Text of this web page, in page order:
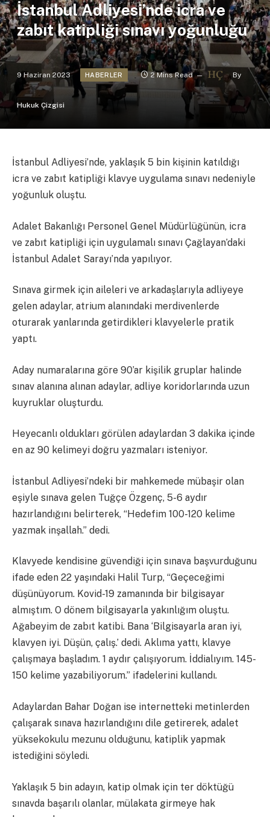
İstanbul Adliyesi’nde icra ve
zabıt katipliği sınavı yoğunluğu
9 Haziran 2023 HABERLER 2 Mins Read By
Hukuk Çizgisi
İstanbul Adliyesi’nde, yaklaşık 5 bin kişinin katıldığı
icra ve zabıt katipliği klavye uygulama sınavı nedeniyle
yoğunluk oluştu.
Adalet Bakanlığı Personel Genel Müdürlüğünün, icra
ve zabıt katipliği için uygulamalı sınavı Çağlayan’daki
İstanbul Adalet Sarayı’nda yapılıyor.
Sınava girmek için aileleri ve arkadaşlarıyla adliyeye
gelen adaylar, atrium alanındaki merdivenlerde
oturarak yanlarında getirdikleri klavyelerle pratik
yaptı.
Aday numaralarına göre 90’ar kişilik gruplar halinde
sınav alanına alınan adaylar, adliye koridorlarında uzun
kuyruklar oluşturdu.
Heyecanlı oldukları görülen adaylardan 3 dakika içinde
en az 90 kelimeyi doğru yazmaları isteniyor.
İstanbul Adliyesi’ndeki bir mahkemede mübaşir olan
eşiyle sınava gelen Tuğçe Özgenç, 5-6 aydır
hazırlandığını belirterek, “Hedefim 100-120 kelime
yazmak inşallah.” dedi.
Klavyede kendisine güvendiği için sınava başvurduğunu
ifade eden 22 yaşındaki Halil Turp, “Geçeceğimi
düşünüyorum. Kovid-19 zamanında bir bilgisayar
almıştım. O dönem bilgisayarla yakınlığım oluştu.
Ağabeyim de zabıt katibi. Bana ‘Bilgisayarla aran iyi,
klavyen iyi. Düşün, çalış.’ dedi. Aklıma yattı, klavye
çalışmaya başladım. 1 aydır çalışıyorum. İddialıyım. 145-
150 kelime yazabiliyorum.” ifadelerini kullandı.
Adaylardan Bahar Doğan ise internetteki metinlerden
çalışarak sınava hazırlandığını dile getirerek, adalet
yüksekokulu mezunu olduğunu, katiplik yapmak
istediğini söyledi.
Yaklaşık 5 bin adayın, katip olmak için ter döktüğü
sınavda başarılı olanlar, mülakata girmeye hak